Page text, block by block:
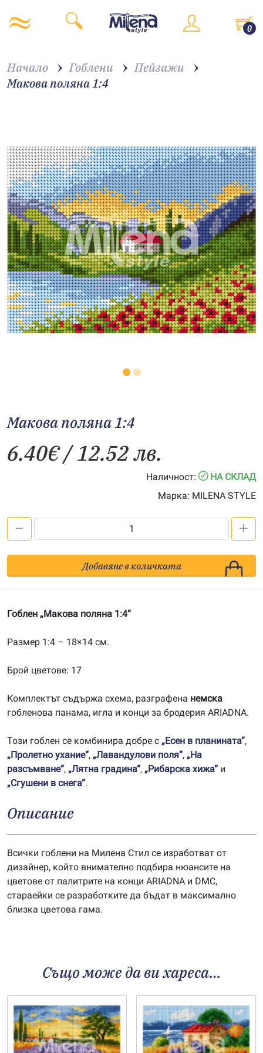
0
Начало Гоблени
Пейзажи
Макова поляна 1:4
Макова поляна 1:4
6.40€/ 12.52 лв.
Наличност:
НА СКЛАД
Марка: MILENA STYLE
поляна
1:4
Добавяне в количката
Гоблен „Макова поляна 1:4“
Размер 1:4 – 18×14 см.
Брой цветове: 17
Комплектът съдържа схема, разграфена немска
гобленова панама, игла и конци за бродерия ARIADNA.
Този гоблен се комбинира добре с „Есен в планината“,
„Пролетно ухание“, „Лавандулови поля“, „На
разсъмване“, „Лятна градина“, „Рибарска хижа“ и
„Сгушени в снега“.
Описание
Всички гоблени на Милена Стил се изработват от
дизайнер, който внимателно подбира нюансите на
цветове от палитрите на конци ARIADNA и DMC,
стараейки се разработките да бъдат в максимално
близка цветова гама.
Също може да ви хареса…